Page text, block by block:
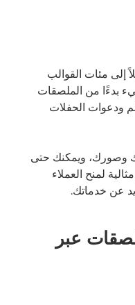
إلى مئات القوالب
بدءًا من الملصقات
ودعوات الحفلات
وصورك، ويمكنك حتى
لمنح العملاء
عن خدماتك.
عبر